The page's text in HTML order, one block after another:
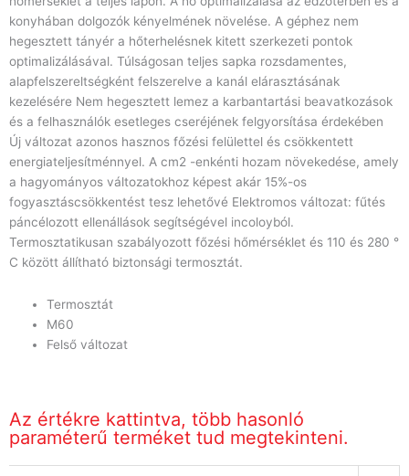
konyhában dolgozók kényelmének növelése. A géphez nem
hegesztett tányér a hőterhelésnek kitett szerkezeti pontok
optimalizálásával. Túlságosan teljes sapka rozsdamentes,
alapfelszereltségként felszerelve a kanál elárasztásának
kezelésére Nem hegesztett lemez a karbantartási beavatkozások
és a felhasználók esetleges cseréjének felgyorsítása érdekében
Új változat azonos hasznos főzési felülettel és csökkentett
energiateljesítménnyel. A cm2 -enkénti hozam növekedése, amely
a hagyományos változatokhoz képest akár 15%-os
fogyasztáscsökkentést tesz lehetővé Elektromos változat: fűtés
páncélozott ellenállások segítségével incoloyból.
Termosztatikusan szabályozott főzési hőmérséklet és 110 és 280 °
C között állítható biztonsági termosztát.
Termosztát
M60
Felső változat
Az értékre kattintva, több hasonló
paraméterű terméket tud megtekinteni.